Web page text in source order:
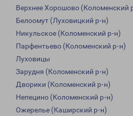
Верхнее Хорошово (Коломенский
Белоомут (Луховицкий р-н)
Никульское (Коломенский р-н)
Парфентьево (Коломенский р-н)
Луховицы
Зарудня (Коломенский р-н)
Дворики (Коломенский р-н)
Непецино (Коломенский р-н)
Ожерелье (Каширский р-н)